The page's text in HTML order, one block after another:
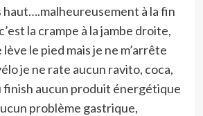
haut….malheureusement à la fin
la crampe à la jambe droite,
le pied mais je ne m’arrête
je ne rate aucun ravito, coca,
finish aucun produit énergétique
problème gastrique,